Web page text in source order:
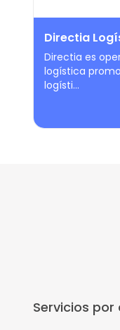
Directia
Directia es
logística
logísti...
Servicios